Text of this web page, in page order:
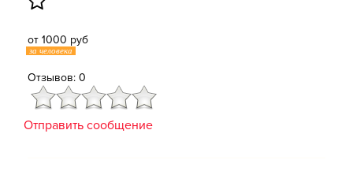
от 1000 руб
за человека
Отзывов: 0
Отправить сообщение